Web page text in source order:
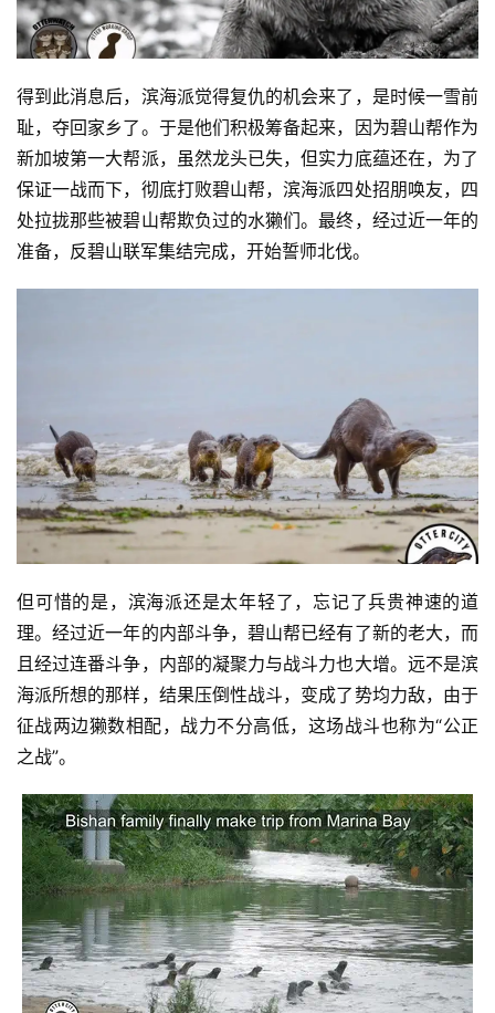
得到此消息后，滨海派觉得复仇的机会来了，是时候一雪前
耻，夺回家乡了。于是他们积极筹备起来，因为碧山帮作为
新加坡第一大帮派，虽然龙头已失，但实力底蕴还在，为了
保证一战而下，彻底打败碧山帮，滨海派四处招朋唤友，四
处拉拢那些被碧山帮欺负过的水獭们。最终，经过近一年的
准备，反碧山联军集结完成，开始誓师北伐。
但可惜的是，滨海派还是太年轻了，忘记了兵贵神速的道
理。经过近一年的内部斗争，碧山帮已经有了新的老大，而
且经过连番斗争，内部的凝聚力与战斗力也大增。远不是滨
海派所想的那样，结果压倒性战斗，变成了势均力敌，由于
征战两边獭数相配，战力不分高低，这场战斗也称为“公正
之战”。